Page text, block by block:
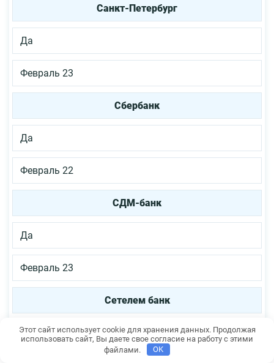
Санкт-Петербург
Да
Февраль 23
Сбербанк
Да
Февраль 22
СДМ-банк
Да
Февраль 23
Сетелем банк
Да
Этот сайт использует cookie для хранения данных. Продолжая
использовать сайт, Вы даете свое согласие на работу с этими
файлами.
OK